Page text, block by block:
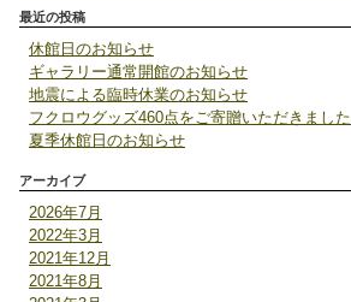
最近の投稿
休館日のお知らせ
ギャラリー通常開館のお知らせ
地震による臨時休業のお知らせ
フクロウグッズ460点をご寄贈いただきました
夏季休館日のお知らせ
アーカイブ
2026年7月
2022年3月
2021年12月
2021年8月